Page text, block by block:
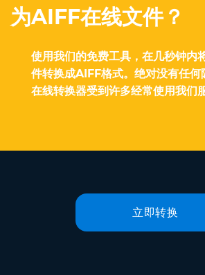
为AIFF在线文件？
使用我们的免费工具，在几秒钟内
件转换成AIFF格式。绝对没有任何
在线转换器受到许多经常使用我们
立即转换